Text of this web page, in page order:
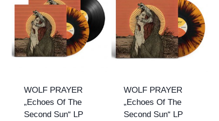
mehrere
Varianten
auf.
Die
Optionen
auf
der
Produktseite
WOLF PRAYER
„Echoes Of The
Second Sun“ LP
WOLF PRAYER
„Echoes Of The
Second Sun“ LP